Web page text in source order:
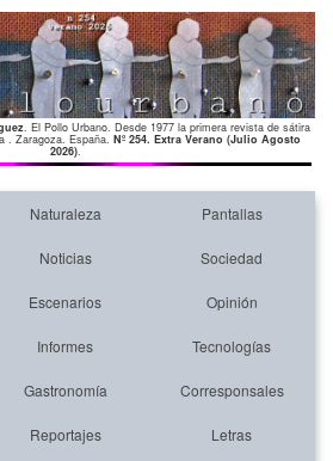
. El Pollo Urbano. Desde 1977 la primera revista de sátira
. Zaragoza. España. Nº 254. Extra Verano (Julio Agosto
2026).
Naturaleza Pantallas
Noticias Sociedad
Escenarios Opinión
Informes Tecnologías
Gastronomía Corresponsales
Reportajes Letras